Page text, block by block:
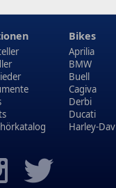
Bikes
Aprilia
BMW
Buell
Cagiva
Derbi
Ducati
Harley-